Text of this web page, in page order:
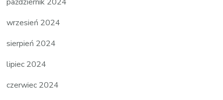
wrzesień 2024
sierpień 2024
lipiec 2024
czerwiec 2024